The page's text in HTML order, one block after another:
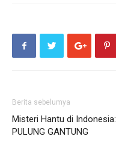
Berita sebelumya
Misteri Hantu di Indonesia:
PULUNG GANTUNG